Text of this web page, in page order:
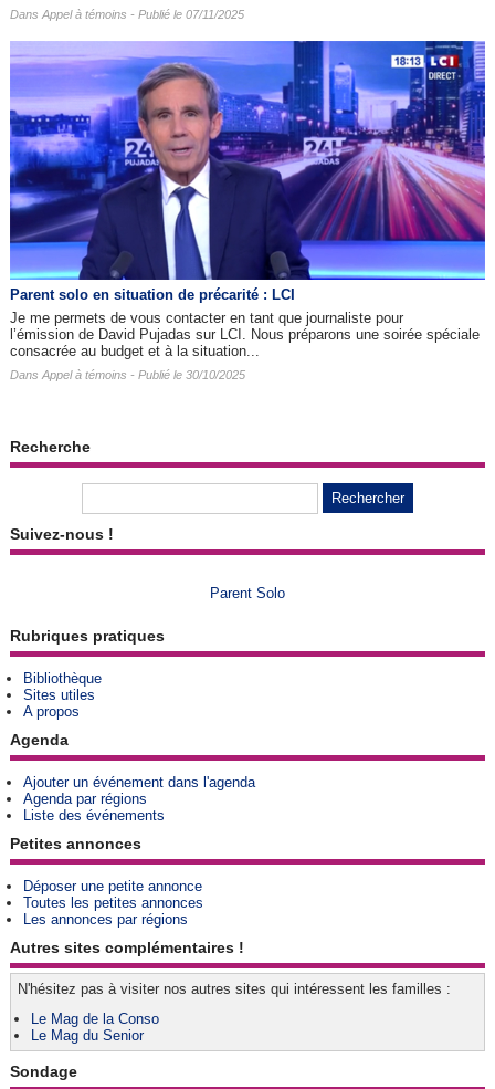
Dans Appel à témoins - Publié le 07/11/2025
Parent solo en situation de précarité : LCI
Je me permets de vous contacter en tant que journaliste pour
l’émission de David Pujadas sur LCI. Nous préparons une soirée spéciale
consacrée au budget et à la situation...
Dans Appel à témoins - Publié le 30/10/2025
Recherche
Suivez-nous !
Parent Solo
Rubriques pratiques
Bibliothèque
Sites utiles
A propos
Agenda
Ajouter un événement dans l'agenda
Agenda par régions
Liste des événements
Petites annonces
Déposer une petite annonce
Toutes les petites annonces
Les annonces par régions
Autres sites complémentaires !
N'hésitez pas à visiter nos autres sites qui intéressent les familles :
Le Mag de la Conso
Le Mag du Senior
Sondage